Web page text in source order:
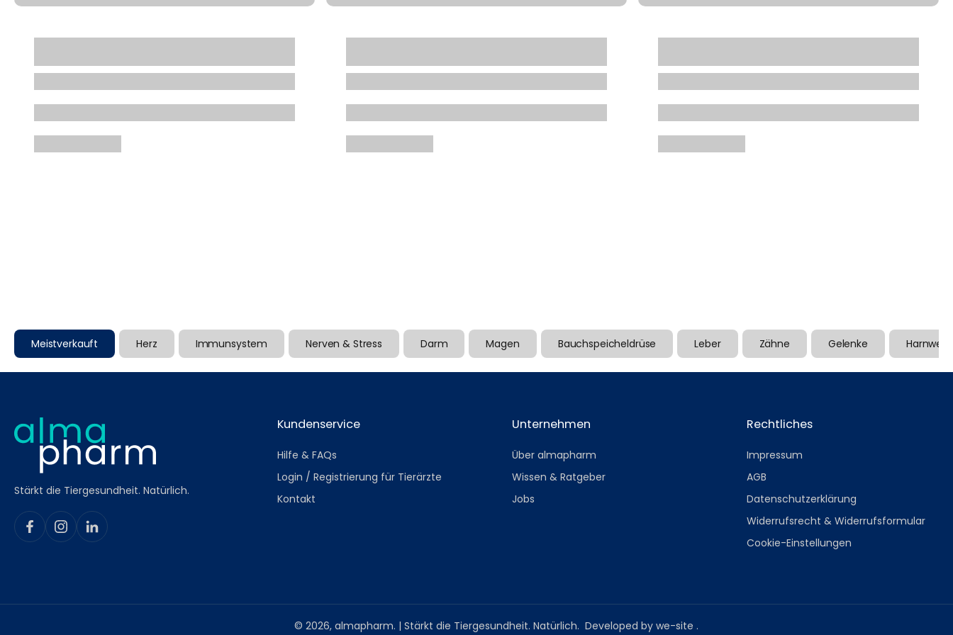
Meistverkauft Herz Immunsystem Nerven & Stress Darm Magen Bauchspeicheldrüse Leber Zähne Gelenke
Stärkt die Tiergesundheit. Natürlich.
Kundenservice
Hilfe & FAQs
Login / Registrierung für Tierärzte
Kontakt
Unternehmen
Über almapharm
Wissen & Ratgeber
Jobs
Rechtliches
Impressum
AGB
Datenschutzerklärung
Widerrufsrecht & Widerrufsformular
Cookie-Einstellungen
© 2026, almapharm. | Stärkt die Tiergesundheit. Natürlich. Developed by we-site .